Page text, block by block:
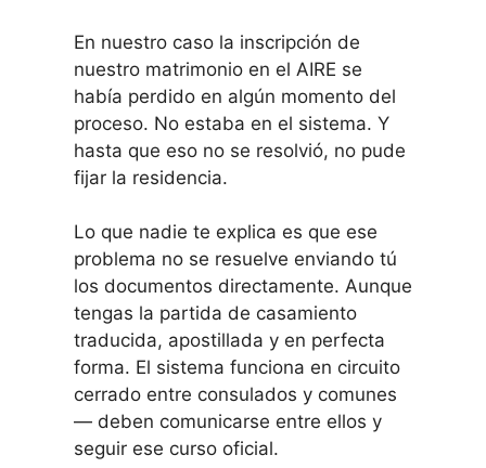
En nuestro caso la inscripción de
nuestro matrimonio en el AIRE se
había perdido en algún momento del
proceso. No estaba en el sistema. Y
hasta que eso no se resolvió, no pude
fijar la residencia.
Lo que nadie te explica es que ese
problema no se resuelve enviando tú
los documentos directamente. Aunque
tengas la partida de casamiento
traducida, apostillada y en perfecta
forma. El sistema funciona en circuito
cerrado entre consulados y comunes
— deben comunicarse entre ellos y
seguir ese curso oficial.